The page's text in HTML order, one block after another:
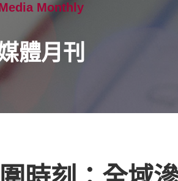
Monthly
體月刊